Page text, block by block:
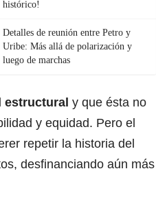
histórico!
Detalles de reunión entre Petro y
Uribe: Más allá de polarización y
luego de marchas
estructural y que ésta no
y equidad. Pero el
repetir la historia del
desfinanciando aún más